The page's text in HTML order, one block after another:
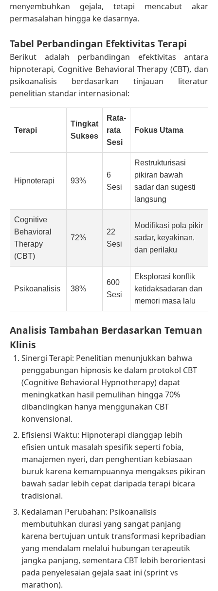
menyembuhkan gejala, tetapi mencabut akar
permasalahan hingga ke dasarnya.
Tabel Perbandingan Efektivitas Terapi
Berikut adalah perbandingan efektivitas antara
hipnoterapi, Cognitive Behavioral Therapy (CBT), dan
psikoanalisis berdasarkan tinjauan literatur
penelitian standar internasional:
Terapi
Tingkat
Sukses
Rata-
rata
Sesi
Fokus Utama
Hipnoterapi 93%
6
Sesi
Restrukturisasi
pikiran bawah
sadar dan sugesti
langsung
Cognitive
Behavioral
Therapy
(CBT)
72%
22
Sesi
Modifikasi pola pikir
sadar, keyakinan,
dan perilaku
Psikoanalisis 38%
600
Sesi
Eksplorasi konflik
ketidaksadaran dan
memori masa lalu
Analisis Tambahan Berdasarkan Temuan
Klinis
Sinergi Terapi: Penelitian menunjukkan bahwa
penggabungan hipnosis ke dalam protokol CBT
(Cognitive Behavioral Hypnotherapy) dapat
meningkatkan hasil pemulihan hingga 70%
dibandingkan hanya menggunakan CBT
konvensional.
Efisiensi Waktu: Hipnoterapi dianggap lebih
efisien untuk masalah spesifik seperti fobia,
manajemen nyeri, dan penghentian kebiasaan
buruk karena kemampuannya mengakses pikiran
bawah sadar lebih cepat daripada terapi bicara
tradisional.
Kedalaman Perubahan: Psikoanalisis
membutuhkan durasi yang sangat panjang
karena bertujuan untuk transformasi kepribadian
yang mendalam melalui hubungan terapeutik
jangka panjang, sementara CBT lebih berorientasi
pada penyelesaian gejala saat ini (sprint vs
marathon).